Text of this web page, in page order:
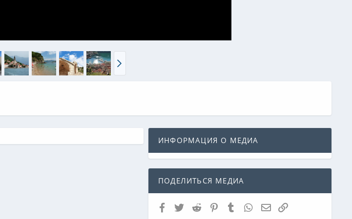
ИНФОРМАЦИЯ О МЕДИА
ПОДЕЛИТЬСЯ МЕДИА
Facebook
TwitterReddit PinterestTumblr WhatsApp
Электронная почта
Ссылка